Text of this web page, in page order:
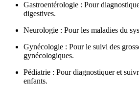
Gastroentérologie : Pour
digestives.
Neurologie : Pour les maladies du
Gynécologie : Pour le suivi des
gynécologiques.
Pédiatrie : Pour diagnostiquer et
enfants.